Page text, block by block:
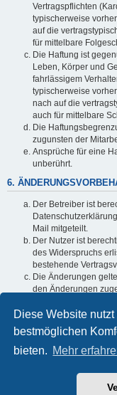
Diese Website
bestmöglichen
bieten. Mehr
Vertragspflichten
typischerweise
auf die
für mittelbare
Die Haftung ist
Leben, Körper und
fahrlässigem
typischerweise
nach auf die
auch für mittelbare
Die
zugunsten der
Ansprüche für eine
unberührt.
6.
Der Betreiber ist
Mail mitgeteilt.
Der Nutzer ist
des Widerspruchs
bestehende
Die Änderungen
den Änderungen
Informationen über
in der
Powered by